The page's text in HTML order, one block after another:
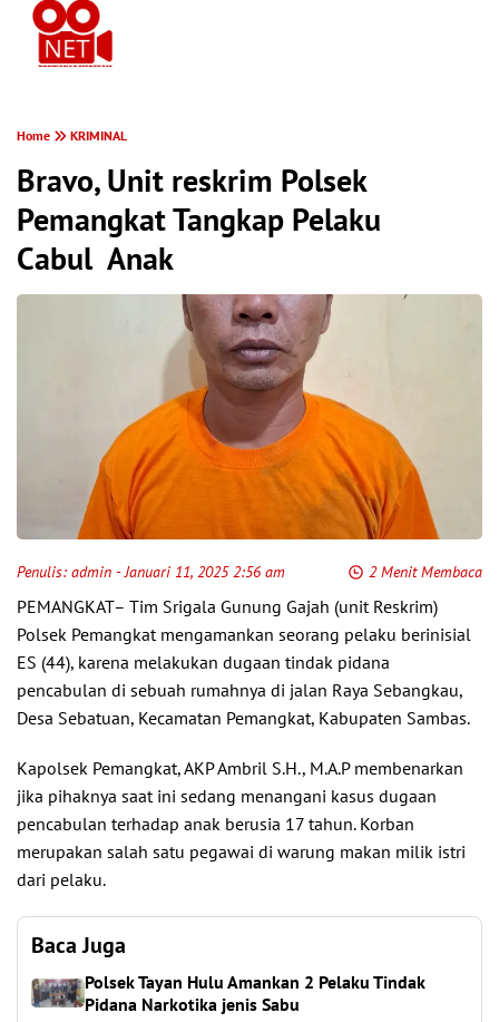
Home KRIMINAL
Bravo, Unit reskrim Polsek
Pemangkat Tangkap Pelaku
Cabul Anak
Penulis: admin - Januari 11, 2025 2:56 am 2 Menit Membaca
PEMANGKAT– Tim Srigala Gunung Gajah (unit Reskrim)
Polsek Pemangkat mengamankan seorang pelaku berinisial
ES (44), karena melakukan dugaan tindak pidana
pencabulan di sebuah rumahnya di jalan Raya Sebangkau,
Desa Sebatuan, Kecamatan Pemangkat, Kabupaten Sambas.
Kapolsek Pemangkat, AKP Ambril S.H., M.A.P membenarkan
jika pihaknya saat ini sedang menangani kasus dugaan
pencabulan terhadap anak berusia 17 tahun. Korban
merupakan salah satu pegawai di warung makan milik istri
dari pelaku.
Baca Juga
Polsek Tayan Hulu Amankan 2 Pelaku Tindak
Pidana Narkotika jenis Sabu